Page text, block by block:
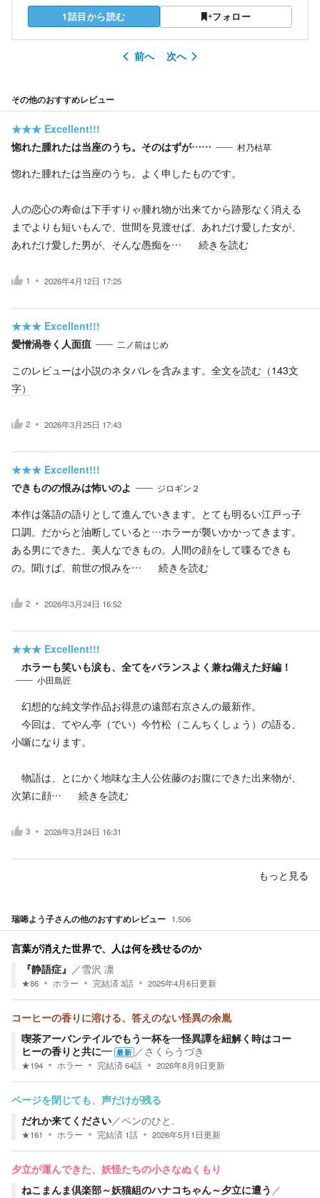
1話目から読む フォロー
前へ 次へ
その他のおすすめレビュー
★★★ Excellent!!!
惚れた腫れたは当座のうち。そのはずが……
村乃枯草
惚れた腫れたは当座のうち。よく申したものです。
人の恋心の寿命は下手すりゃ腫れ物が出来てから跡形なく消える
までよりも短いもんで、世間を見渡せば、あれだけ愛した女が、
あれだけ愛した男が、そんな愚痴を…
続きを読む
1 2026年4月12日 17:25
★★★ Excellent!!!
愛憎渦巻く人面疽
二ノ前はじめ
このレビューは小説のネタバレを含みます。 全文を読む（143文
字）
2 2026年3月25日 17:43
★★★ Excellent!!!
できものの恨みは怖いのよ
ジロギン２
本作は落語の語りとして進んでいきます。とても明るい江戸っ子
口調。だからと油断していると…ホラーが襲いかかってきます。
ある男にできた、美人なできもの。人間の顔をして喋るできも
の。聞けば、前世の恨みを…
続きを読む
2 2026年3月24日 16:52
★★★ Excellent!!!
ホラーも笑いも涙も、全てをバランスよく兼ね備えた好編！
小田島匠
幻想的な純文学作品お得意の遠部右京さんの最新作。
今回は、てやん亭（でい）今竹松（こんちくしょう）の語る、
小噺になります。
物語は、とにかく地味な主人公佐藤のお腹にできた出来物が、
次第に顔…
続きを読む
3 2026年3月24日 16:31
もっと見る
瑞唏よう子さんの他のおすすめレビュー 1,506
言葉が消えた世界で、人は何を残せるのか
『静語症』 ／雪沢 凛
★86 ホラー 完結済3話 2025年4月6日更新
コーヒーの香りに溶ける、答えのない怪異の余胤
喫茶アーバンテイルでもう一杯を―怪異譚を紐解く時はコー
ヒーの香りと共に― 最新 ／ さくらうづき
★194 ホラー 完結済64話 2026年8月9日更新
ページを閉じても、声だけが残る
だれか来てください／ペンのひと.
★161 ホラー 完結済 1話 2026年5月1日更新
夕立が運んできた、妖怪たちの小さなぬくもり
ねこまんま倶楽部～妖猫組のハナコちゃん～夕立に遭う ／